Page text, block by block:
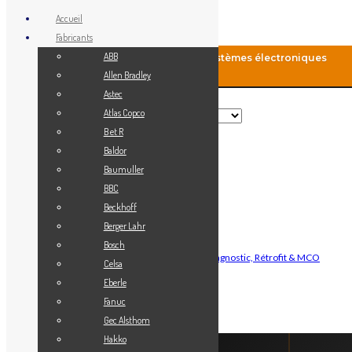
MCO-Automation: Fourniture de systèmes électroniques
industriels
Rechercher
Vendez votre matériel
Maintenance Automatisme Industriel — Diagnostic, Rétrofit & MCO
Accueil
Fabricants
ABB
Allen Bradley
Astec
Atlas Copco
B et R
Baldor
Baumuller
BBC
Beckhoff
Berger Lahr
Bosch
Celsa
Eberle
Fanuc
Gec Alsthom
Hakko